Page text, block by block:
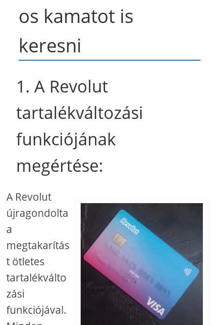
os kamatot is
keresni
1. A Revolut
tartalékváltozási
funkciójának
megértése:
A Revolut
újragondolta
a
megtakarítás
t ötletes
tartalékválto
zási
funkciójával.